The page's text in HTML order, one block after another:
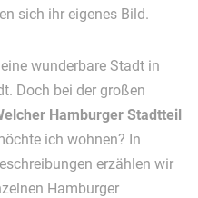
sich ihr eigenes Bild.
wunderbare Stadt in
Doch bei der großen
Hamburger Stadtteil
ich wohnen? In
erzählen wir
Hamburger